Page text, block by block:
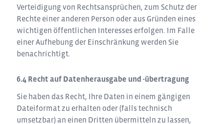
Verteidigung von Rechtsansprüchen, zum Schutz der
Rechte einer anderen Person oder aus Gründen eines
wichtigen öffentlichen Interesses erfolgen. Im Falle
einer Aufhebung der Einschränkung werden Sie
benachrichtigt.
Recht auf Datenherausgabe und -übertragung
Sie haben das Recht, Ihre Daten in einem gängigen
Dateiformat zu erhalten oder (falls technisch
umsetzbar) an einen Dritten übermitteln zu lassen,